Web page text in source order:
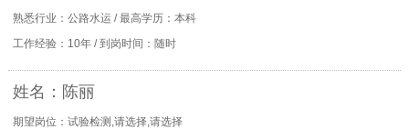
熟悉行业：公路水运 / 最高学历：本科
工作经验：10年 / 到岗时间：随时
姓名：陈丽
期望岗位：试验检测,请选择,请选择